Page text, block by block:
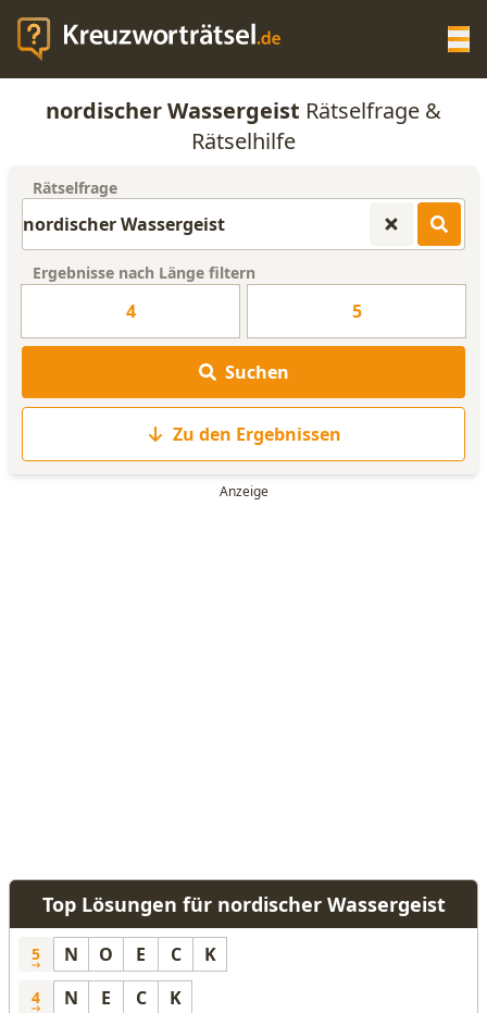
KREUZWORTRÄTSEL-HILFE
ANAGRAMM-GENERATOR
WORTLISTE
nordischer Wassergeist Rätselfrage &
Rätselhilfe
Rätselfrage
Ergebnisse nach Länge filtern
4 5
Suchen
Zu den Ergebnissen
Top Lösungen für nordischer Wassergeist
5 N O E C K
4 N E C K